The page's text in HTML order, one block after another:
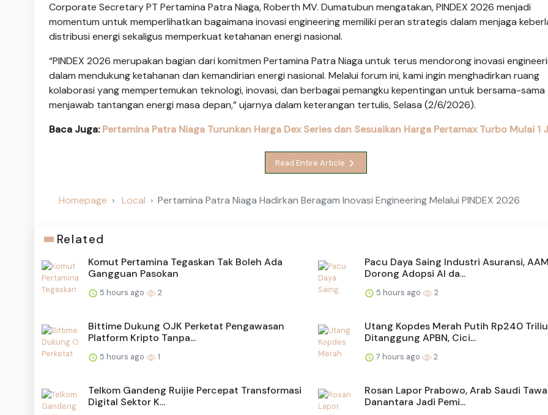
Corporate Secretary PT Pertamina Patra Niaga, Roberth MV. Dumatubun mengatakan, PINDEX 2026 menjadi
momentum untuk memperlihatkan bagaimana inovasi engineering memiliki peran strategis dalam menjaga
distribusi energi sekaligus memperkuat ketahanan energi nasional.
“PINDEX 2026 merupakan bagian dari komitmen Pertamina Patra Niaga untuk terus mendorong inovasi
dalam mendukung ketahanan dan kemandirian energi nasional. Melalui forum ini, kami ingin menghadirkan ruang
kolaborasi yang mempertemukan teknologi, inovasi, dan berbagai pemangku kepentingan untuk bersama-sama
menjawab tantangan energi masa depan,” ujarnya dalam keterangan tertulis, Selasa (2/6/2026).
Baca Juga:Pertamina Patra Niaga Turunkan Harga Dex Series dan Sesuaikan Harga Pertamax Turbo Mulai 1
Read Entire Article
Homepage Local Pertamina Patra Niaga Hadirkan Beragam Inovasi Engineering Melalui PINDEX 2026
Related
Komut Pertamina Tegaskan Tak Boleh Ada
Gangguan Pasokan
5 hours ago 2
Pacu Daya Saing Industri Asuransi,
Dorong Adopsi AI da...
5 hours ago 2
Bittime Dukung OJK Perketat Pengawasan
Platform Kripto Tanpa...
5 hours ago 1
Utang Kopdes Merah Putih Rp240
Ditanggung APBN, Cici...
7 hours ago 2
Telkom Gandeng Ruijie Percepat Transformasi
Digital Sektor K...
Rosan Lapor Prabowo, Arab Saudi
Danantara Jadi Pemi...